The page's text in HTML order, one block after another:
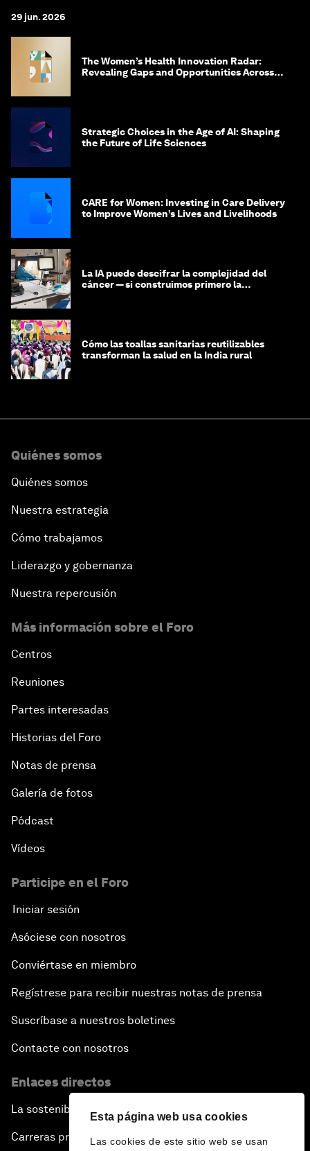
Esta página web usa cookies
Las cookies de este sitio web se usan
29 jun. 2026
The Women’s Health Innovation Radar:
Revealing Gaps and Opportunities Across
Strategic Choices in the Age of AI: Shaping
the Future of Life Sciences
CARE for Women: Investing in Care Delivery
to Improve Women’s Lives and Livelihoods
La IA puede descifrar la complejidad del
cáncer — si construimos primero la
Cómo las toallas sanitarias reutilizables
transforman la salud en la India rural
Quiénes somos
Quiénes somos
Nuestra estrategia
Cómo trabajamos
Liderazgo y gobernanza
Nuestra repercusión
Más información sobre el Foro
Centros
Reuniones
Partes interesadas
Historias del Foro
Notas de prensa
Galería de fotos
Pódcast
Vídeos
Participe en el Foro
Iniciar sesión
Asóciese con nosotros
Conviértase en miembro
Regístrese para recibir nuestras notas de prensa
Suscríbase a nuestros boletines
Contacte con nosotros
Enlaces directos
La sostenibilidad en el Foro
Carreras profesionales